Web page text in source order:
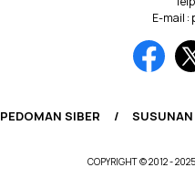
E-mail :
PEDOMAN SIBER SUSUNAN
COPYRIGHT © 2012 -